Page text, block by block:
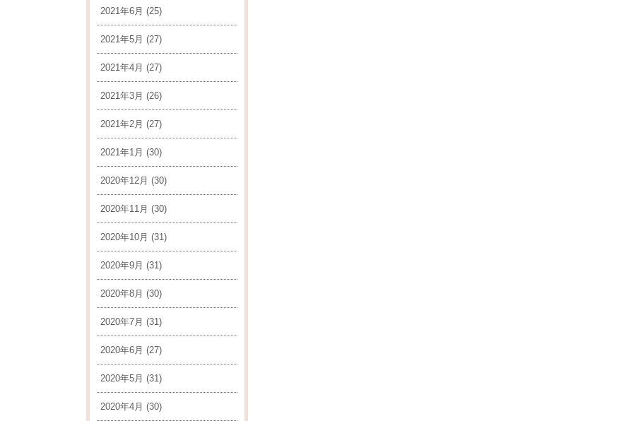
2021年6月 (25)
2021年5月 (27)
2021年4月 (27)
2021年3月 (26)
2021年2月 (27)
2021年1月 (30)
2020年12月 (30)
2020年11月 (30)
2020年10月 (31)
2020年9月 (31)
2020年8月 (30)
2020年7月 (31)
2020年6月 (27)
2020年5月 (31)
2020年4月 (30)